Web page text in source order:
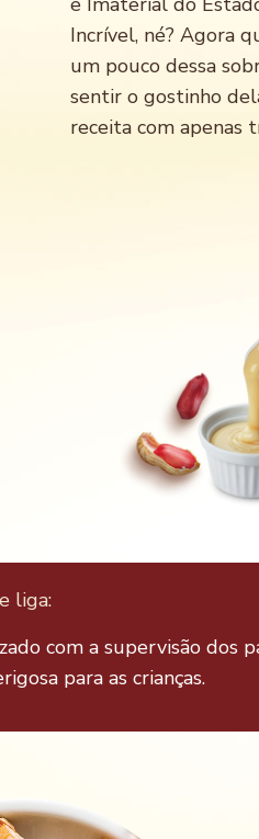
Incrível, né? Agora
um pouco dessa
sentir o gostinho
receita com apenas
liga:
com a supervisão dos
para as crianças.